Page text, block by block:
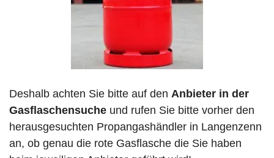
Deshalb achten Sie bitte auf den Anbieter in der
Gasflaschensuche und rufen Sie bitte vorher den
herausgesuchten Propangashändler in Langenzenn
an, ob genau die rote Gasflasche die Sie haben